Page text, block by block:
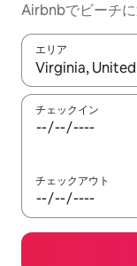
Airbnbでビーチ
エリア
検索結果が表示
チェックイン
チェックアウト